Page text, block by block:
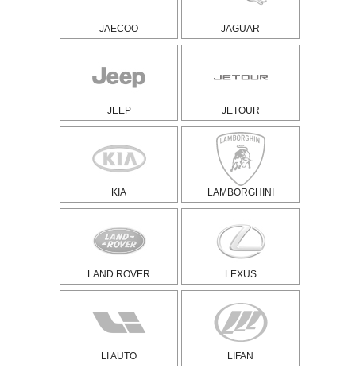
JAECOO JAGUAR
JEEP JETOUR
KIA LAMBORGHINI
LAND ROVER LEXUS
LI AUTO LIFAN